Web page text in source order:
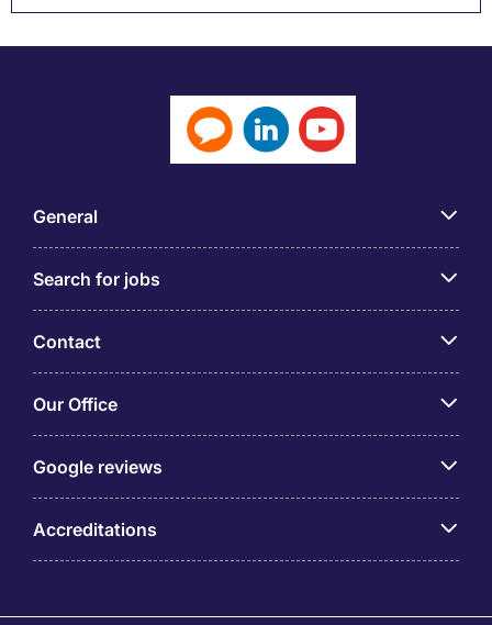
General
Search for jobs
Contact
Our Office
Google reviews
Accreditations